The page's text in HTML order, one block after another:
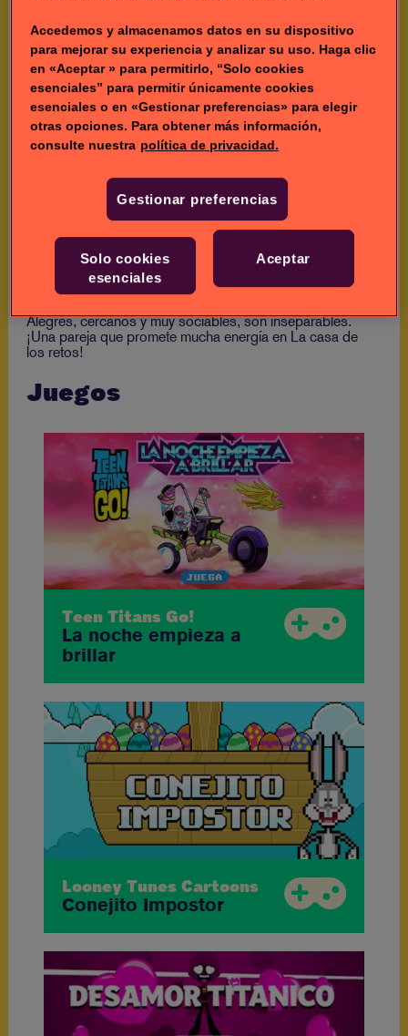
Hugo tiene 12 años y llega con su tío Fermín desde
Las Torres de Cotillas, en Murcia.
Decidió venir con él porque juntos viven los planes más
divertidos.
Pasan mucho tiempo en la huerta de su abuelo y
disfrutan al máximo en familia.
Alegres, cercanos y muy sociables, son inseparables.
¡Una pareja que promete mucha energía en La casa de
los retos!
Juegos
Teen Titans Go!
La noche empieza a
brillar
Looney Tunes Cartoons
Conejito Impostor
Accedemos y almacenamos datos en su dispositivo
para mejorar su experiencia y analizar su uso. Haga clic
en «Aceptar » para permitirlo, “Solo cookies
esenciales” para permitir únicamente cookies
esenciales o en «Gestionar preferencias» para elegir
otras opciones. Para obtener más información,
consulte nuestra política de privacidad.
Gestionar preferencias
Solo cookies
esenciales
Aceptar